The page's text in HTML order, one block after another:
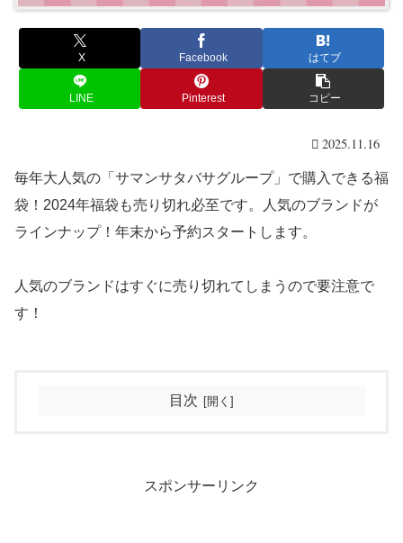
X Facebook はてブ
LINE Pinterest コピー
2025.11.16
毎年大人気の「サマンサタバサグループ」で購入できる福
袋！2024年福袋も売り切れ必至です。人気のブランドが
ラインナップ！年末から予約スタートします。
人気のブランドはすぐに売り切れてしまうので要注意で
す！
目次
スポンサーリンク